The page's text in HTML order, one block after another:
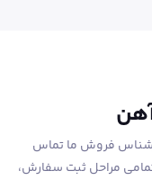
فروش ما تماس
مراحل ثبت سفارش،